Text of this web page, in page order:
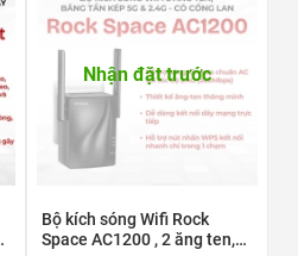
Nhận đặt trước
Bộ kích sóng Wifi Rock
Space AC1200 , 2 ăng ten,